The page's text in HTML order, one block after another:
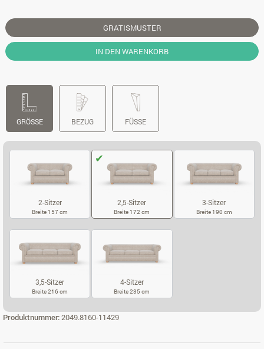
GRATISMUSTER
IN DEN WARENKORB
GRÖSSE BEZUG FÜSSE
2-Sitzer
Breite 157 cm
2,5-Sitzer
Breite 172 cm
3-Sitzer
Breite 190 cm
3,5-Sitzer
Breite 216 cm
4-Sitzer
Breite 235 cm
Produktnummer:2049.8160-11429